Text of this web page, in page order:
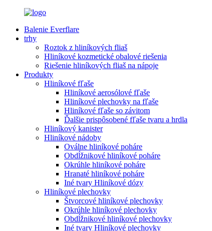
Balenie Everflare
trhy
Roztok z hliníkových fliaš
Hliníkové kozmetické obalové riešenia
Riešenie hliníkových fliaš na nápoje
Produkty
Hliníkové fľaše
Hliníkové aerosólové fľaše
Hliníkové plechovky na fľaše
Hliníkové fľaše so závitom
Ďalšie prispôsobené fľaše tvaru a hrdla
Hliníkový kanister
Hliníkové nádoby
Oválne hliníkové poháre
Obdĺžnikové hliníkové poháre
Okrúhle hliníkové poháre
Hranaté hliníkové poháre
Iné tvary Hliníkové dózy
Hliníkové plechovky
Štvorcové hliníkové plechovky
Okrúhle hliníkové plechovky
Obdĺžnikové hliníkové plechovky
Iné tvary Hliníkové plechovky